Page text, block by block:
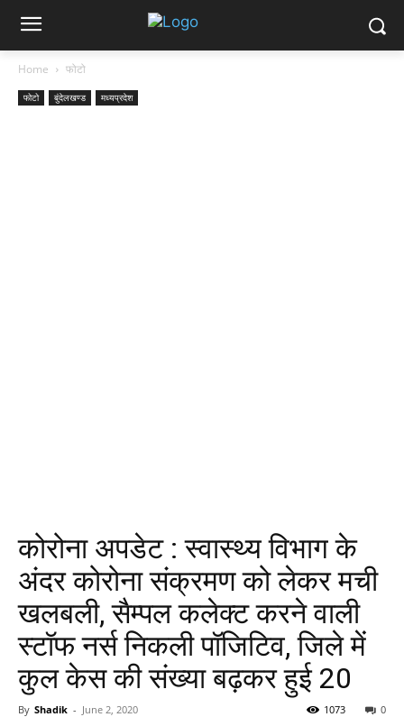
Home फोटो
फोटो बुंदेलखण्ड मध्यप्रदेश
कोरोना अपडेट : स्वास्थ्य विभाग के
अंदर कोरोना संक्रमण को लेकर मची
खलबली, सैम्पल कलेक्ट करने वाली
स्टॉफ नर्स निकली पॉजिटिव, जिले में
कुल केस की संख्या बढ़कर हुई 20
By Shadik - June 2, 2020 0
1073